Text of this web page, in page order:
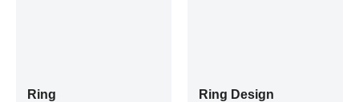
Ring Ring Design